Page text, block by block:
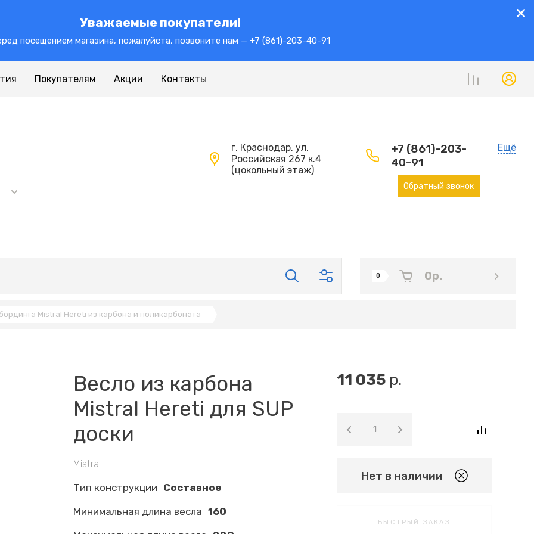
Уважаемые покупатели!
посещением магазина, пожалуйста, позвоните нам — +7 (861)-203-40-91
Покупателям Акции Контакты
г. Краснодар, ул.
Российская 267 к.4
(цокольный этаж)
+7 (861)-203-
40-91
Обратный звонок
Ещё
0 0р.
Mistral Hereti из карбона и поликарбоната
Весло из карбона
Mistral Hereti для SUP
доски
Mistral
Тип конструкции Составное
Минимальная длина весла 160
11 035 р.
Нет в наличии
БЫСТРЫЙ ЗАКАЗ